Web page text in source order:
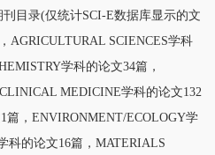
目录(仅统计SCI-E数据库显示的文
AGRICULTURAL SCIENCES学科
学科的论文34篇，
MEDICINE学科的论文132
篇，ENVIRONMENT/ECOLOGY学
科的论文16篇，MATERIALS